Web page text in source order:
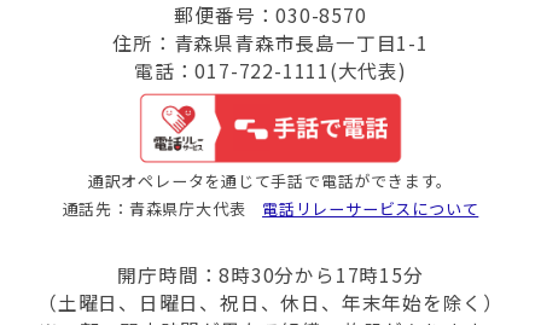
郵便番号：030-8570
住所：青森県青森市長島一丁目1-1
電話：017-722-1111(大代表)
通訳オペレータを通じて手話で電話ができます。
通話先：青森県庁大代表 電話リレーサービスについて
開庁時間：8時30分から17時15分
（土曜日、日曜日、祝日、休日、年末年始を除く）